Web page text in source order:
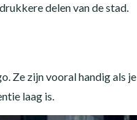
delen van de stad.
Ze zijn vooral handig als je
laag is.